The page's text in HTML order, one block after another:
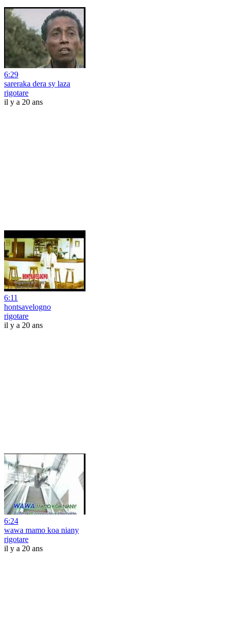
6:29
sareraka dera sy laza
rigotare
il y a 20 ans
6:11
hontsavelogno
rigotare
il y a 20 ans
6:24
wawa mamo koa niany
rigotare
il y a 20 ans